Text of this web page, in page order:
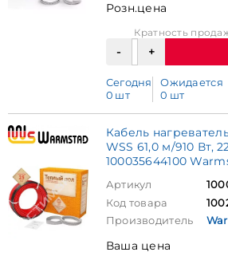
Розн.цена
Кратность
Сегодня
0 шт
Ожидается
0 шт
Кабель
WSS 61,0 м/910 Вт,
100035644100
Артикул
Код товара
Производитель
Ваша цена